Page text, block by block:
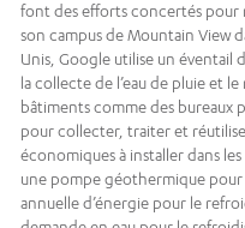
font des efforts concertés pour
son campus de Mountain View
Unis, Google utilise un éventail
la collecte de l’eau de pluie et
bâtiments comme des bureaux
pour collecter, traiter et
économiques à installer dans
une pompe géothermique
annuelle d’énergie pour le